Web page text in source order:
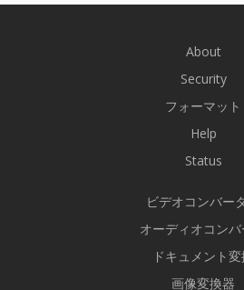
About
Security
フォーマット
Help
Status
ビデオコンバー
オーディオコンバ
ドキュメント変
画像変換器